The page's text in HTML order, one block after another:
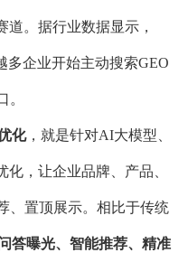
道。据行业数据显示，
多企业开始主动搜索GEO
。
化，就是针对AI大模型、
，让企业品牌、产品、
、置顶展示。相比于传统
答曝光、智能推荐、精准